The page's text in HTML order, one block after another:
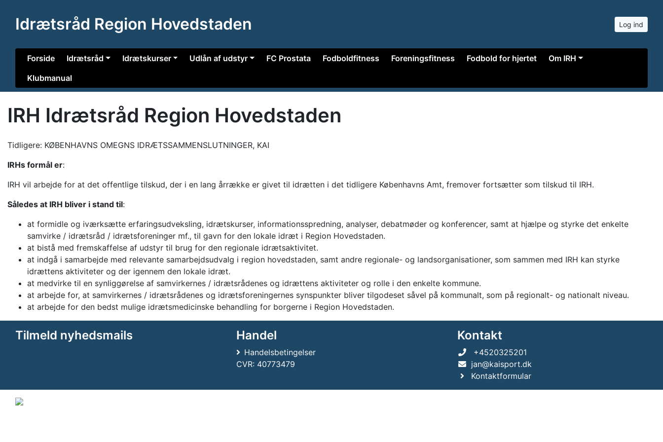
Idrætsråd Region Hovedstaden Log ind
Forside Idrætsråd Idrætskurser Udlån af udstyr FC Prostata Fodboldfitness Foreningsfitness Fodbold for hjertet
Om IRH
Klubmanual
IRH Idrætsråd Region Hovedstaden
Tidligere: KØBENHAVNS OMEGNS IDRÆTSSAMMENSLUTNINGER, KAI
IRHs formål er:
IRH vil arbejde for at det offentlige tilskud, der i en lang årrække er givet til idrætten i det tidligere Københavns Amt, fremover fortsætter som tilskud til IRH.
Således at IRH bliver i stand til:
at formidle og iværksætte erfaringsudveksling, idrætskurser, informationsspredning, analyser, debatmøder og konferencer, samt at hjælpe og styrke det enkelte
samvirke / idrætsråd / idrætsforeninger mf., til gavn for den lokale idræt i Region Hovedstaden.
at bistå med fremskaffelse af udstyr til brug for den regionale idrætsaktivitet.
at indgå i samarbejde med relevante samarbejdsudvalg i region hovedstaden, samt andre regionale- og landsorganisationer, som sammen med IRH kan styrke
idrættens aktiviteter og der igennem den lokale idræt.
at medvirke til en synliggørelse af samvirkernes / idrætsrådenes og idrættens aktiviteter og rolle i den enkelte kommune.
at arbejde for, at samvirkernes / idrætsrådenes og idrætsforeningernes synspunkter bliver tilgodeset såvel på kommunalt, som på regionalt- og nationalt niveau.
at arbejde for den bedst mulige idrætsmedicinske behandling for borgerne i Region Hovedstaden.
Tilmeld nyhedsmails Handel
Handelsbetingelser
CVR: 40773479
Kontakt
+4520325201
jan@kaisport.dk
Kontaktformular